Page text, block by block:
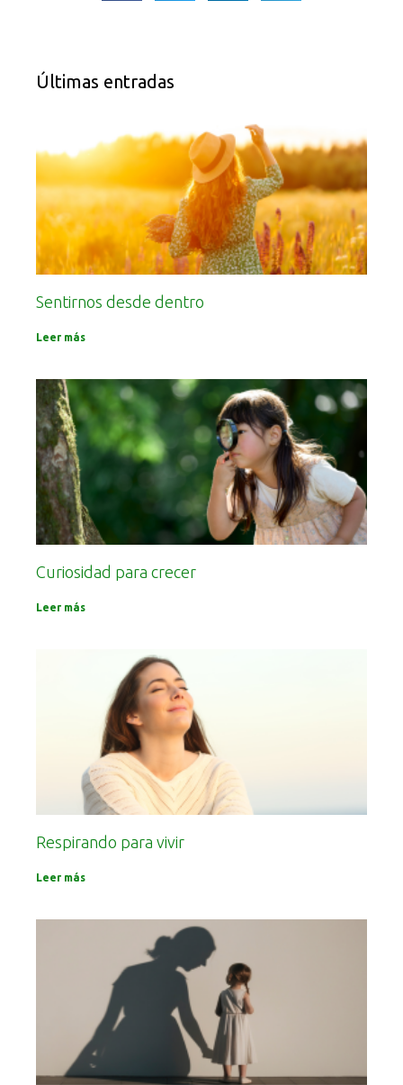
Últimas entradas
Sentirnos desde dentro
Leer más
Curiosidad para crecer
Leer más
Respirando para vivir
Leer más